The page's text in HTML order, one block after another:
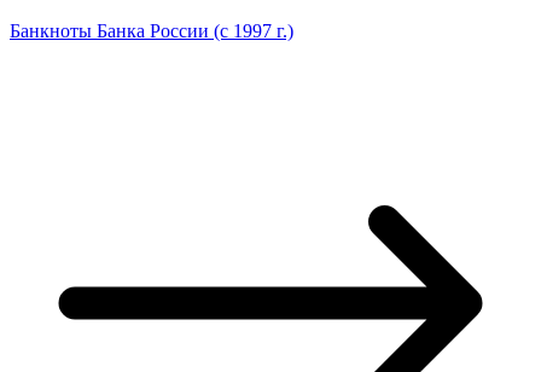
Банкноты Банка России (с 1997 г.)